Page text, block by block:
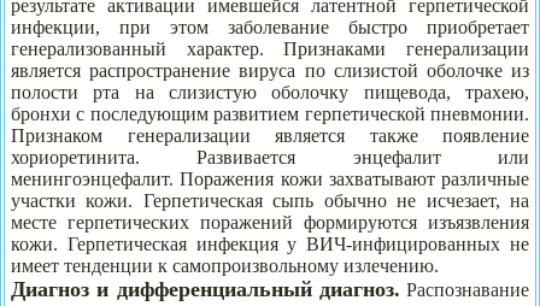
результате активации имевшейся латентной герпетической
инфекции, при этом заболевание быстро приобретает
генерализованный характер. Признаками генерализации
является распространение вируса по слизистой оболочке из
полости рта на слизистую оболочку пищевода, трахею,
бронхи с последующим развитием герпетической пневмонии.
Признаком генерализации является также появление
хориоретинита. Развивается энцефалит или
менингоэнцефалит. Поражения кожи захватывают различные
участки кожи. Герпетическая сыпь обычно не исчезает, на
месте герпетических поражений формируются изъязвления
кожи. Герпетическая инфекция у ВИЧ-инфицированных не
имеет тенденции к самопроизвольному излечению.
Диагноз и дифференциальный диагноз. Распознавание